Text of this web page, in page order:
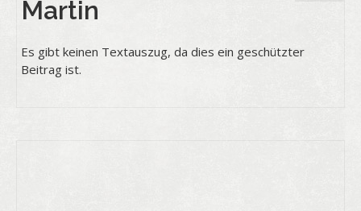
Martin
Es gibt keinen Textauszug, da dies ein geschützter
Beitrag ist.